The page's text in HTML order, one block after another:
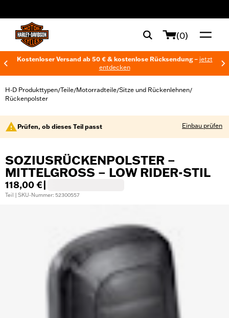
(0)
Kostenloser Versand ab 50 € & kostenlose Rücksendung – jetzt
entdecken
H-D Produkttypen/Teile/Motorradteile/Sitze und Rückenlehnen/
Rückenpolster
Prüfen, ob dieses Teil passt Einbau prüfen
SOZIUSRÜCKENPOLSTER –
MITTELGROSS – LOW RIDER-STIL
118,00 €
Teil | SKU-Nummer: 52300557